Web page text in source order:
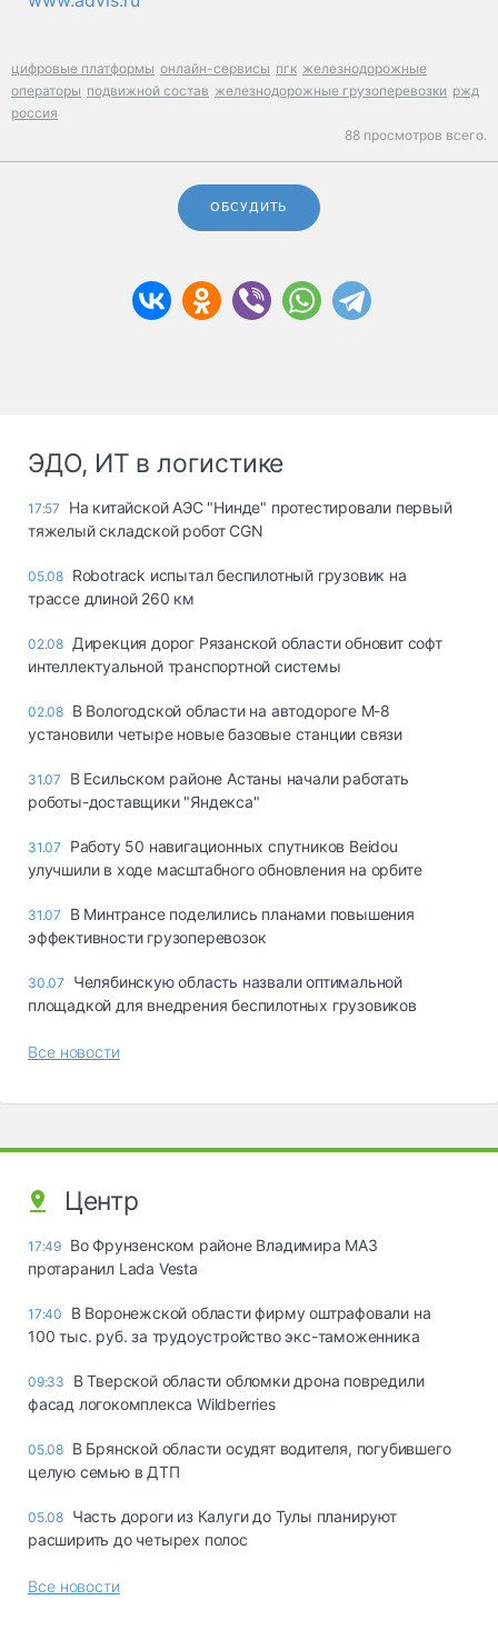
цифровые платформы онлайн-сервисы пгк железнодорожные
операторы подвижной состав железнодорожные грузоперевозки ржд
россия
88 просмотров всего.
ОБСУДИТЬ
ЭДО, ИТ в логистике
17:57
На китайской АЭС "Нинде" протестировали первый
тяжелый складской робот CGN
05.08 Robotrack испытал беспилотный грузовик на
трассе длиной 260 км
02.08 Дирекция дорог Рязанской области обновит софт
интеллектуальной транспортной системы
02.08 В Вологодской области на автодороге М-8
установили четыре новые базовые станции связи
31.07
В Есильском районе Астаны начали работать
роботы-доставщики "Яндекса"
31.07
Работу 50 навигационных спутников Beidou
улучшили в ходе масштабного обновления на орбите
31.07
В Минтрансе поделились планами повышения
эффективности грузоперевозок
30.07
Челябинскую область назвали оптимальной
площадкой для внедрения беспилотных грузовиков
Все новости
Центр
17:49 Во Фрунзенском районе Владимира МАЗ
протаранил Lada Vesta
17:40
В Воронежской области фирму оштрафовали на
100 тыс. руб. за трудоустройство экс-таможенника
09:33
В Тверской области обломки дрона повредили
фасад логокомплекса Wildberries
05.08 В Брянской области осудят водителя, погубившего
целую семью в ДТП
05.08 Часть дороги из Калуги до Тулы планируют
расширить до четырех полос
Все новости